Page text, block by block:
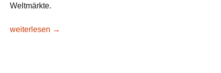
Weltmärkte.
Coltan aus der DR Kongo: Wie Ruanda das
weiterlesen →